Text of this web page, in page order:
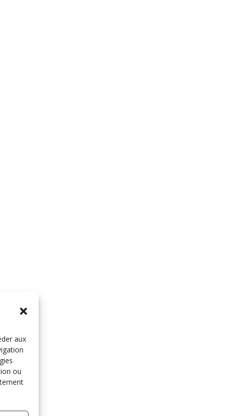
aux
ou